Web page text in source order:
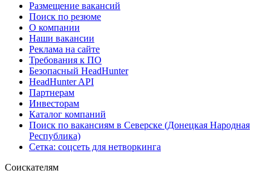
Размещение вакансий
Поиск по резюме
О компании
Наши вакансии
Реклама на сайте
Требования к ПО
Безопасный HeadHunter
HeadHunter API
Партнерам
Инвесторам
Каталог компаний
Поиск по вакансиям в Северске (Донецкая Народная
Республика)
Сетка: соцсеть для нетворкинга
Соискателям